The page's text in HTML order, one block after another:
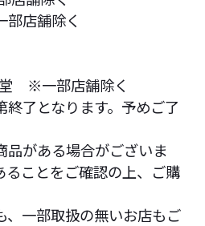
店舗除く
堂 ※一部店舗除く
了となります。予めご了
がある場合がございま
ることをご確認の上、ご購
一部取扱の無いお店もご